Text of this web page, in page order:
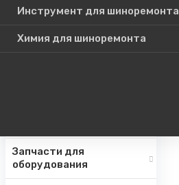
Инструмент для шиноремонта
Химия для шиноремонта
Запчасти для
оборудования